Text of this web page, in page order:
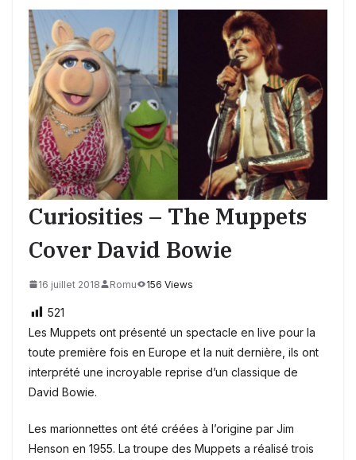
Curiosities – The Muppets
Cover David Bowie
16 juillet 2018 Romu 156 Views
521
Les Muppets ont présenté un spectacle en live pour la
toute première fois en Europe et la nuit dernière, ils ont
interprété une incroyable reprise d’un classique de
David Bowie.
Les marionnettes ont été créées à l’origine par Jim
Henson en 1955. La troupe des Muppets a réalisé trois